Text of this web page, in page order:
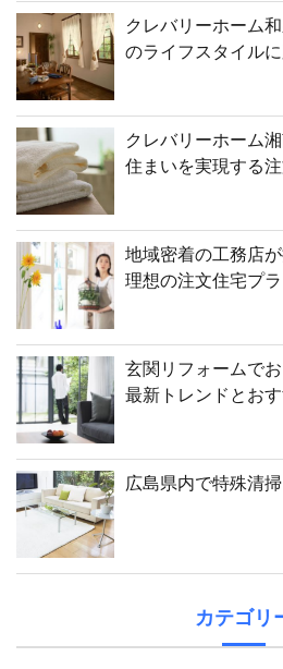
クレバリーホーム
のライフスタイル
クレバリーホーム
住まいを実現する
地域密着の工務店
理想の注文住宅プ
玄関リフォームで
最新トレンドとお
広島県内で特殊清
カテゴリ